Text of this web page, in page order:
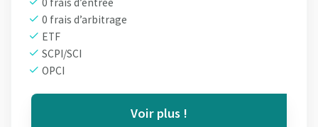
0 frais d’arbitrage
ETF
SCPI/SCI
OPCI
Voir plus !